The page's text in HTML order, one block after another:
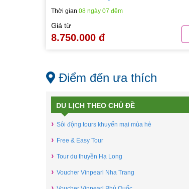
Thời gian 08 ngày 07 đêm
Giá từ
8.750.000 đ
Điểm đến ưa thích
DU LỊCH THEO CHỦ ĐỀ
› Sôi động tours khuyến mại mùa hè
› Free & Easy Tour
› Tour du thuyền Hạ Long
› Voucher Vinpearl Nha Trang